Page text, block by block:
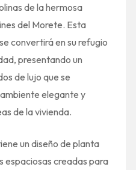
de la hermosa
del Morete. Esta
convertirá en su refugio
presentando un
de lujo que se
elegante y
de la vivienda.
un diseño de planta
espaciosas creadas para